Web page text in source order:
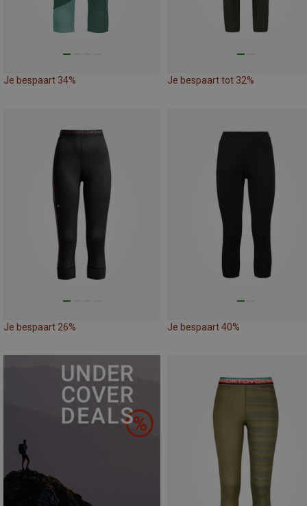
Je bespaart 34% Je bespaart tot 32%
Je bespaart 26% Je bespaart 40%